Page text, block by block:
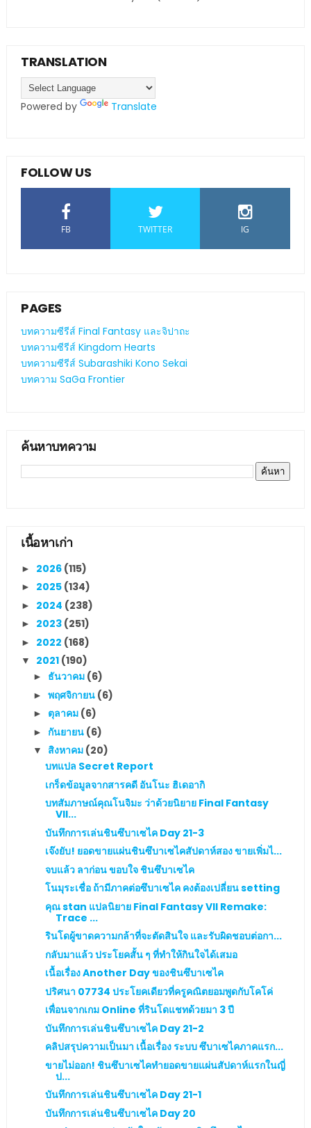
TRANSLATION
Powered by Translate
FOLLOW US
FB TWITTER IG
PAGES
บทความซีรีส์ Final Fantasy และจิปาถะ
บทความซีรีส์ Kingdom Hearts
บทความซีรีส์ Subarashiki Kono Sekai
บทความ SaGa Frontier
ค้นหาบทความ
เนื้อหาเก่า
► 2026 (115)
► 2025 (134)
► 2024 (238)
► 2023 (251)
► 2022 (168)
▼ 2021 (190)
► ธันวาคม (6)
► พฤศจิกายน (6)
► ตุลาคม (6)
► กันยายน (6)
▼ สิงหาคม (20)
บทแปล Secret Report
เกร็ดข้อมูลจากสารคดี อันโนะ ฮิเดอากิ
บทสัมภาษณ์คุณโนจิมะ ว่าด้วยนิยาย Final Fantasy
VII...
บันทึกการเล่นชินซึบาเซไค Day 21-3
เจ๊งยับ! ยอดขายแผ่นชินซึบาเซไคสัปดาห์สอง ขายเพิ่มไ...
จบแล้ว ลาก่อน ขอบใจ ชินซึบาเซไค
โนมุระเชื่อ ถ้ามีภาคต่อซึบาเซไค คงต้องเปลี่ยน setting
คุณ stan แปลนิยาย Final Fantasy VII Remake:
Trace ...
รินโดผู้ขาดความกล้าที่จะตัดสินใจ และรับผิดชอบต่อกา...
กลับมาแล้ว ประโยคสั้น ๆ ที่ทำให้กินใจได้เสมอ
เนื้อเรื่อง Another Day ของชินซึบาเซไค
ปริศนา 07734 ประโยคเดียวที่ครูคณิตยอมพูดกับโคโค่
เพื่อนจากเกม Online ที่รินโดแชทด้วยมา 3 ปี
บันทึกการเล่นชินซึบาเซไค Day 21-2
คลิปสรุปความเป็นมา เนื้อเรื่อง ระบบ ซึบาเซไคภาคแรก...
ขายไม่ออก! ชินซึบาเซไคทำยอดขายแผ่นสัปดาห์แรกในญี่
ป...
บันทึกการเล่นชินซึบาเซไค Day 21-1
บันทึกการเล่นชินซึบาเซไค Day 20